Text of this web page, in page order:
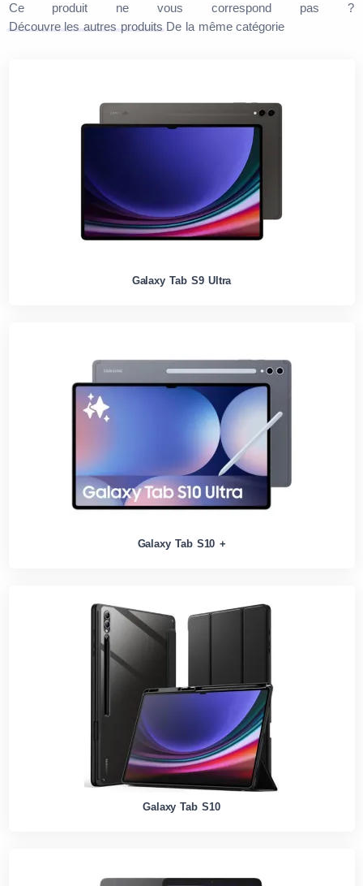
Ce produit ne vous correspond pas ?
Découvre les autres produits De la même catégorie
Galaxy Tab S9 Ultra
Galaxy Tab S10 +
Galaxy Tab S10